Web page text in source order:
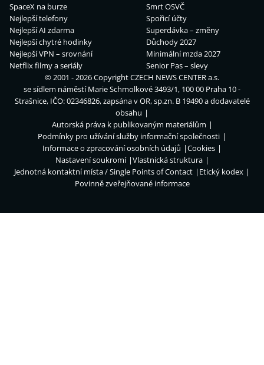
SpaceX na burze
Nejlepší telefony
Nejlepší AI zdarma
Nejlepší chytré hodinky
Nejlepší VPN – srovnání
Netflix filmy a seriály
Smrt OSVČ
Spořicí účty
Superdávka – změny
Důchody 2027
Minimální mzda 2027
Senior Pas – slevy
© 2001 - 2026 CopyrightCZECH NEWS CENTER a.s.
se sídlem náměstí Marie Schmolkové 3493/1, 100 00 Praha 10 -
Strašnice, IČO: 02346826, zapsána v OR, sp.zn. B 19490 a dodavatelé
obsahu
Autorská práva k publikovaným materiálům
Podmínky pro užívání služby informační společnosti
Informace o zpracování osobních údajů
Cookies
Nastavení soukromí
Vlastnická struktura
Jednotná kontaktní místa / Single Points of Contact
Etický kodex
Povinně zveřejňované informace